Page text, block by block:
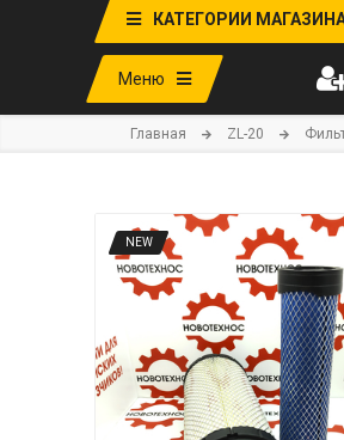
КАТЕГОРИИ
Меню
Главная ZL-20
NEW